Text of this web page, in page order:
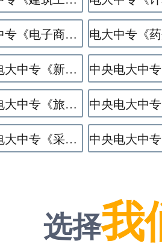
电大中专《电子商务》专业
中央电大中专《新能源汽车运用与维修》专业
中央电大中专《旅游服务与管理》专业
中央电大中专《采矿技术》专业
选择我